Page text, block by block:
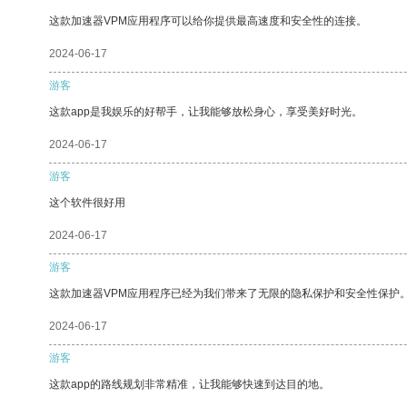
这款加速器VPM应用程序可以给你提供最高速度和安全性的连接。
2024-06-17
游客
这款app是我娱乐的好帮手，让我能够放松身心，享受美好时光。
2024-06-17
游客
这个软件很好用
2024-06-17
游客
这款加速器VPM应用程序已经为我们带来了无限的隐私保护和安全性保护
2024-06-17
游客
这款app的路线规划非常精准，让我能够快速到达目的地。